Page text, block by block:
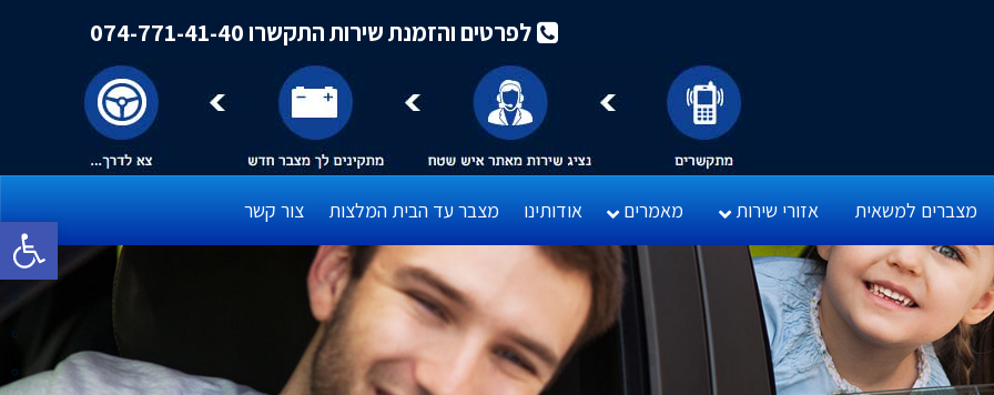
פתח
לפרטים והזמנת שירות התקשרו 074-771-41-40
מצברים למשאית אזורי שירות מאמרים אודותינו מצבר עד הבית המלצות צור קשר